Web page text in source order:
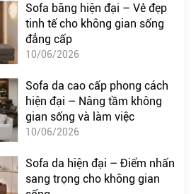
Sofa băng hiện đại – Vẻ đẹp
tinh tế cho không gian sống
đẳng cấp
10/06/2026
Sofa da cao cấp phong cách
hiện đại – Nâng tầm không
gian sống và làm việc
10/06/2026
Sofa da hiện đại – Điểm nhấn
sang trọng cho không gian